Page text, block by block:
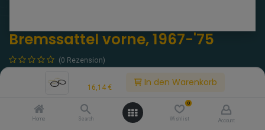
16,14 € In den Warenkorb
Home Search
0
Wishlist Account
Bremssattel vorne, 1967-'75
(0 Rezension)
(Pos.6), 2 O-Ringe (Pos.7). Es ist empfehlenswert beide
Bremssättel gleichzeitig zu erneuern. D.h. es werden 2 Sätze
dieses Artikels benötigt.